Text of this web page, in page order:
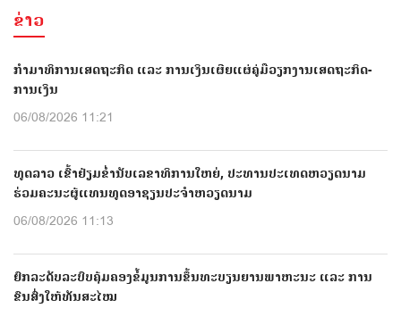
ຂ່າວ
ກຳມາທິການເສດຖະກິດ ແລະ ການເງິນເຜີຍແຜ່ຄູ່ມືວຽກງານເສດຖະກິດ-
ການເງິນ
06/08/2026 11:21
ທູດລາວ ເຂົ້າຢ້ຽມຂໍ່ານັບເລຂາທິການໃຫຍ່, ປະທານປະເທດຫວຽດນາມ
ຮ່ວມຄະນະຜູ້ແທນທູດອາຊຽນປະຈຳຫວຽດນາມ
06/08/2026 11:13
ຍົກລະດັບລະບົບຄຸ້ມຄອງຂໍ້ມູນການຂຶ້ນທະບຽນຍານພາຫະນະ ແລະ ການ
ຂົນສົ່ງໃຫ້ທັນສະໄໝ